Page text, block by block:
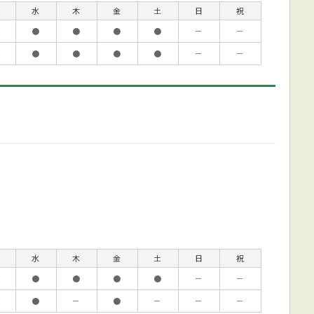
水 木 金 土 日
祝
● ● ● ● －
－
● ● ● ● － －
水 木 金 土 日
祝
● ● ● ● －
－
● － ● － － －